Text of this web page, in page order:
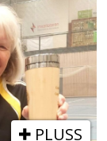
PLUSS